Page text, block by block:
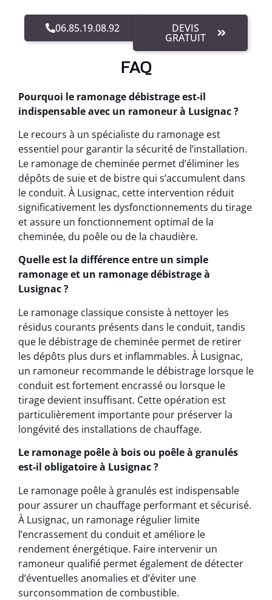
06.85.19.08.92 DEVIS
GRATUIT
FAQ
Pourquoi le ramonage débistrage est-il
indispensable avec un ramoneur à Lusignac ?
Le recours à un spécialiste du ramonage est
essentiel pour garantir la sécurité de l’installation.
Le ramonage de cheminée permet d’éliminer les
dépôts de suie et de bistre qui s’accumulent dans
le conduit. À Lusignac, cette intervention réduit
significativement les dysfonctionnements du tirage
et assure un fonctionnement optimal de la
cheminée, du poêle ou de la chaudière.
Quelle est la différence entre un simple
ramonage et un ramonage débistrage à
Lusignac ?
Le ramonage classique consiste à nettoyer les
résidus courants présents dans le conduit, tandis
que le débistrage de cheminée permet de retirer
les dépôts plus durs et inflammables. À Lusignac,
un ramoneur recommande le débistrage lorsque le
conduit est fortement encrassé ou lorsque le
tirage devient insuffisant. Cette opération est
particulièrement importante pour préserver la
longévité des installations de chauffage.
Le ramonage poêle à bois ou poêle à granulés
est-il obligatoire à Lusignac ?
Le ramonage poêle à granulés est indispensable
pour assurer un chauffage performant et sécurisé.
À Lusignac, un ramonage régulier limite
l’encrassement du conduit et améliore le
rendement énergétique. Faire intervenir un
ramoneur qualifié permet également de détecter
d’éventuelles anomalies et d’éviter une
surconsommation de combustible.